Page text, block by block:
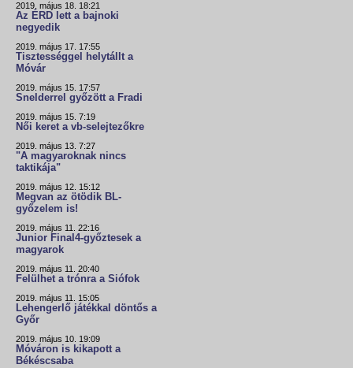
2019. május 18. 18:21
Az ÉRD lett a bajnoki
negyedik
2019. május 17. 17:55
Tisztességgel helytállt a
Móvár
2019. május 15. 17:57
Snelderrel győzött a Fradi
2019. május 15. 7:19
Női keret a vb-selejtezőkre
2019. május 13. 7:27
"A magyaroknak nincs
taktikája"
2019. május 12. 15:12
Megvan az ötödik BL-
győzelem is!
2019. május 11. 22:16
Junior Final4-győztesek a
magyarok
2019. május 11. 20:40
Felülhet a trónra a Siófok
2019. május 11. 15:05
Lehengerlő játékkal döntős a
Győr
2019. május 10. 19:09
Móváron is kikapott a
Békéscsaba